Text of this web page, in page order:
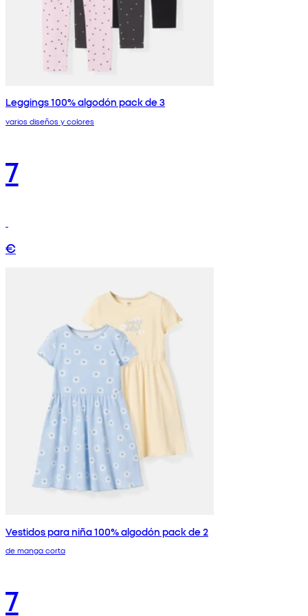
Leggings 100% algodón pack de 3
varios diseños y colores
7
€
Vestidos para niña 100% algodón pack de 2
de manga corta
7